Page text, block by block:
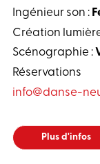
Ingénieur son :
Création
Scénographie :
Réservations
info@danse-
Plus d'infos